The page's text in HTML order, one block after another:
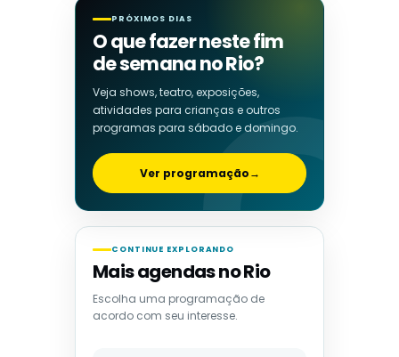
PRÓXIMOS DIAS
O que fazer neste fim
de semana no Rio?
Veja shows, teatro, exposições,
atividades para crianças e outros
programas para sábado e domingo.
Ver programação→
CONTINUE EXPLORANDO
Mais agendas no Rio
Escolha uma programação de
acordo com seu interesse.